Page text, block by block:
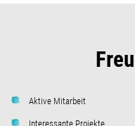
Aktive Mitarbeit
Interessante Projekte